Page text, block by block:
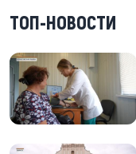
ТОП-НОВОСТИ